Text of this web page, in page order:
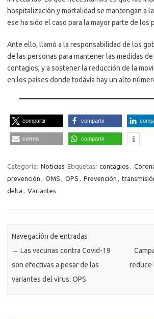
hospitalización y mortalidad se mantengan a
ese ha sido el caso para la mayor parte de los
Ante ello, llamó a la responsabilidad de los
de las personas para mantener las medidas
contagios, y a sostener la reducción de la
en los países donde todavía hay un alto
compartir compartir
correo compartir
Categoría: Noticias Etiquetas: contagios ,
prevención , OMS , OPS , Prevención ,
delta , Variantes
Navegación de entradas
← Las vacunas contra Covid-19
son efectivas a pesar de las
variantes del virus: OPS
reduce